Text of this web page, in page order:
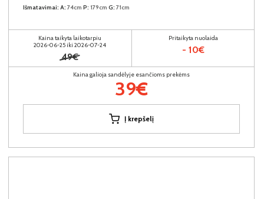
Išmatavimai: A: 74cm P: 179cm G: 71cm
Kaina taikyta laikotarpiu
2026-06-25 iki 2026-07-24
49€
Pritaikyta nuolaida
- 10€
Kaina galioja sandėlyje esančioms prekėms
39€
Į krepšelį